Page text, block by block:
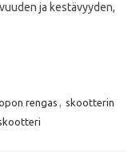
ja kestävyyden,
rengas , skootterin